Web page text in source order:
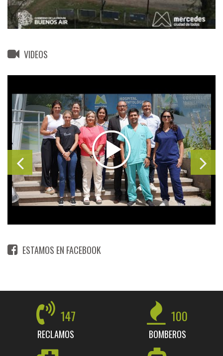
VIDEOS
ESTAMOS EN FACEBOOK
147
RECLAMOS
100
BOMBEROS